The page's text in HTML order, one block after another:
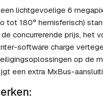
lichtgevoelige 6
tot 180° hemisferisch)
concurrerende prijs, het
software charge
op de
een extra MxBus-